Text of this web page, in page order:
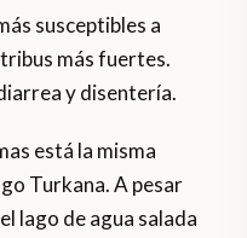
susceptibles a
más fuertes.
y disentería.
está la misma
Turkana. A pesar
lago de agua salada